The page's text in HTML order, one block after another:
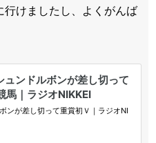
行けましたし、よくがんば